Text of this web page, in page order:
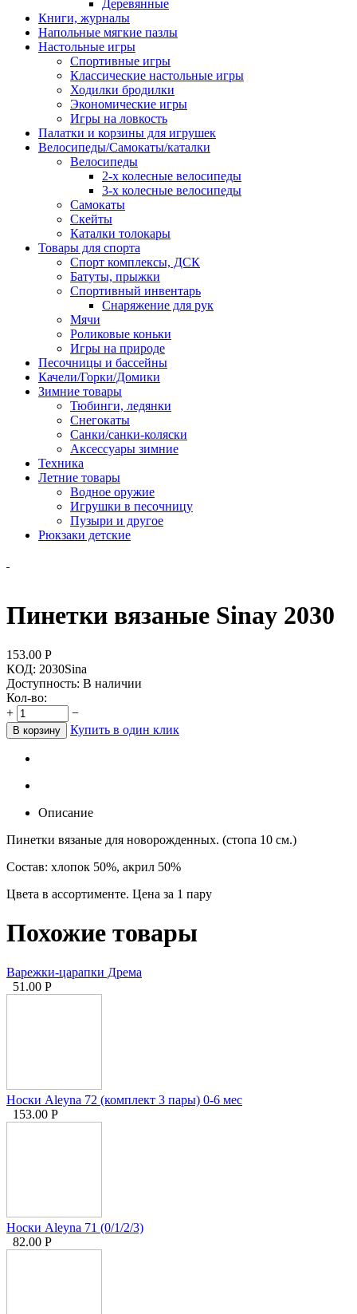
Деревянные
Книги, журналы
Напольные мягкие пазлы
Настольные игры
Спортивные игры
Классические настольные игры
Ходилки бродилки
Экономические игры
Игры на ловкость
Палатки и корзины для игрушек
Велосипеды/Самокаты/каталки
Велосипеды
2-х колесные велосипеды
3-х колесные велосипеды
Самокаты
Скейты
Каталки толокары
Товары для спорта
Спорт комплексы, ДСК
Батуты, прыжки
Спортивный инвентарь
Снаряжение для рук
Мячи
Роликовые коньки
Игры на природе
Песочницы и бассейны
Качели/Горки/Домики
Зимние товары
Тюбинги, ледянки
Снегокаты
Санки/санки-коляски
Аксессуары зимние
Техника
Летние товары
Водное оружие
Игрушки в песочницу
Пузыри и другое
Рюкзаки детские
Пинетки вязаные Sinay 2030
153.00 Р
КОД: 2030Sina
Доступность: В наличии
Кол-во:
+
−
В корзину Купить в один клик
Описание
Пинетки вязаные для новорожденных. (стопа 10 см.)
Состав: хлопок 50%, акрил 50%
Цвета в ассортименте. Цена за 1 пару
Похожие товары
Варежки-царапки Дрема
51.00 Р
Носки Aleyna 72 (комплект 3 пары) 0-6 мес
153.00 Р
Носки Aleyna 71 (0/1/2/3)
82.00 Р